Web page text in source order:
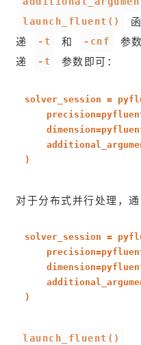
launch_fluent()
递
-t 和 -cnf
参
递
-t 参数即可：
solver_session =
)
对于分布式并行处理，
solver_session =
)
launch_fluent()